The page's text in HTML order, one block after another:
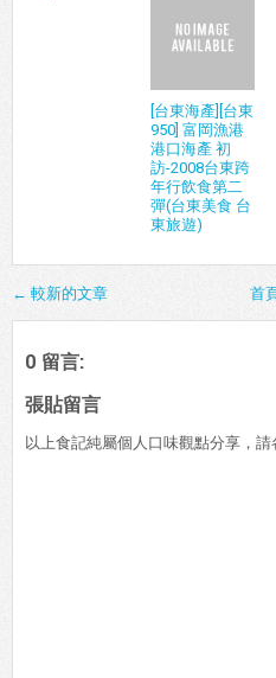
[台東海產][台東
950] 富岡漁港
港口海產 初
訪-2008台東跨
年行飲食第二
彈(台東美食 台
東旅遊)
← 較新的文章 首
0 留言:
張貼留言
以上食記純屬個人口味觀點分享，請